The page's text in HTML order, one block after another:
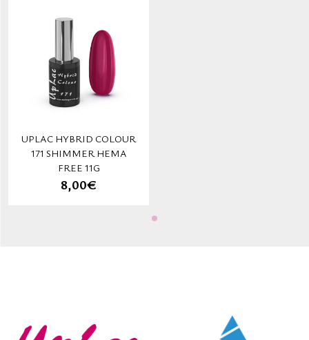
UPLAC HYBRID COLOUR
171 SHIMMER HEMA
FREE 11G
8,00€